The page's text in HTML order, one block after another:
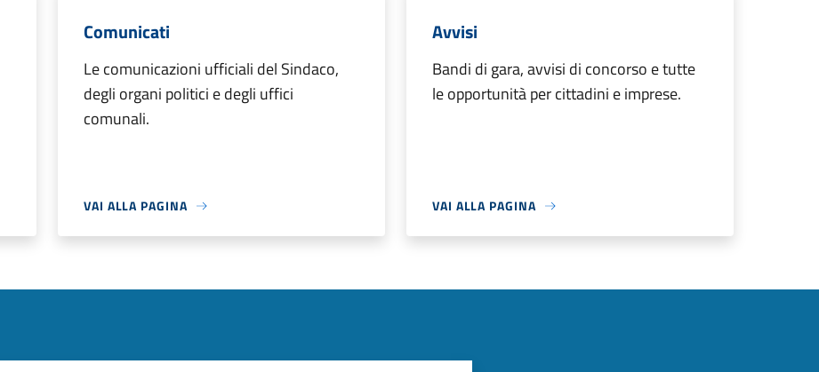
Comunicati
Le comunicazioni ufficiali del Sindaco,
degli organi politici e degli uffici
comunali.
VAI ALLA PAGINA
Avvisi
Bandi di gara, avvisi di concorso e tutte
le opportunità per cittadini e imprese.
VAI ALLA PAGINA